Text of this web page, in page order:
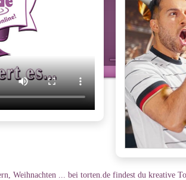
Weihnachten ... bei torten.de findest du kreative